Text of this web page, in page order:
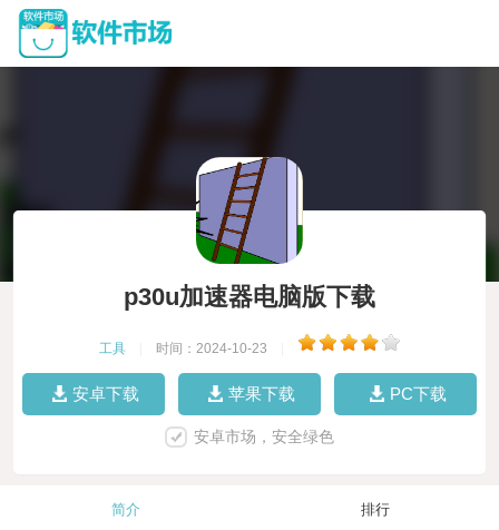
p30u加速器电脑版下载
工具 时间：2024-10-23
安卓下载 苹果下载 PC下载
安卓市场，安全绿色
简介 排行